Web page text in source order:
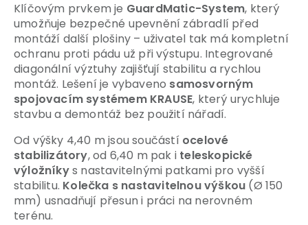
Klíčovým prvkem je GuardMatic-System, který
umožňuje bezpečné upevnění zábradlí před
montáží další plošiny – uživatel tak má kompletní
ochranu proti pádu už při výstupu. Integrované
diagonální výztuhy zajišťují stabilitu a rychlou
montáž. Lešení je vybaveno samosvorným
spojovacím systémem KRAUSE, který urychluje
stavbu a demontáž bez použití nářadí.
Od výšky 4,40 m jsou součástí ocelové
stabilizátory, od 6,40 m pak i teleskopické
výložníkys nastavitelnými patkami pro vyšší
stabilitu. Kolečka s nastavitelnou výškou (Ø 150
mm) usnadňují přesun i práci na nerovném
terénu.